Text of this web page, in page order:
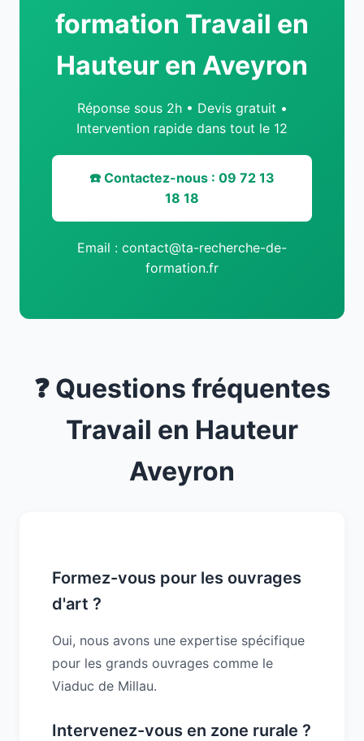
formation Travail en
Hauteur en Aveyron
Réponse sous 2h • Devis gratuit •
Intervention rapide dans tout le 12
☎️ Contactez-nous : 09 72 13
18 18
Email : contact@ta-recherche-de-
formation.fr
❓ Questions fréquentes
Travail en Hauteur
Aveyron
Formez-vous pour les ouvrages
d'art ?
Oui, nous avons une expertise spécifique
pour les grands ouvrages comme le
Viaduc de Millau.
Intervenez-vous en zone rurale ?